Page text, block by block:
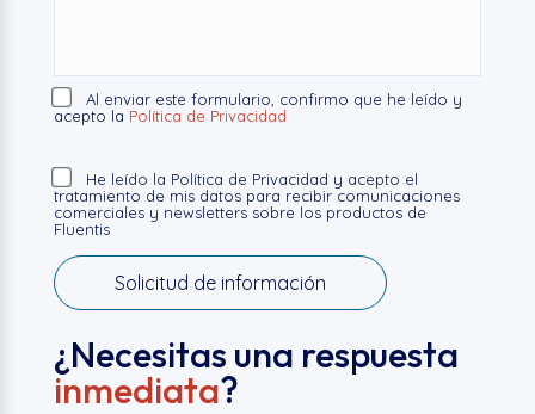
Al enviar este formulario, confirmo que he leído y
acepto la Política de Privacidad
He leído la Política de Privacidad y acepto el
tratamiento de mis datos para recibir comunicaciones
comerciales y newsletters sobre los productos de
Fluentis
¿Necesitas una respuesta
inmediata?